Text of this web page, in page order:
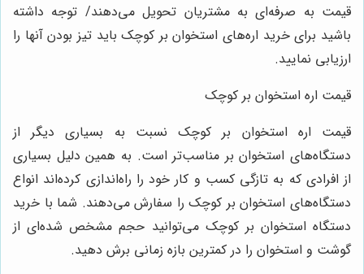
قیمت به صرفه‌ای به مشتریان تحویل می‌دهند/ توجه داشته
باشید برای خرید اره‌های استخوان بر کوچک باید تیز بودن آنها را
ارزیابی نمایید.
قیمت اره استخوان بر کوچک
قیمت اره استخوان بر کوچک نسبت به بسیاری دیگر از
دستگاه‌های استخوان بر مناسب‌تر است. به همین دلیل بسیاری
از افرادی که به تازگی کسب و کار خود را راه‌اندازی کرده‌اند انواع
دستگاه‌های استخوان بر کوچک را سفارش می‌دهند. شما با خرید
دستگاه استخوان بر کوچک می‌توانید حجم مشخص شده‌ای از
گوشت و استخوان را در کمترین بازه زمانی برش دهید.